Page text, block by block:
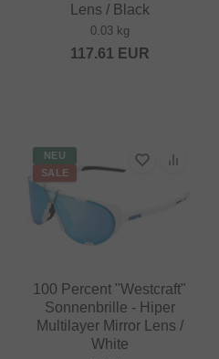
Lens / Black
0.03 kg
117.61 EUR
NEU
SALE
100 Percent "Westcraft"
Sonnenbrille - Hiper
Multilayer Mirror Lens /
White